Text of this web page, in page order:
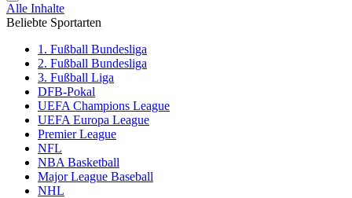
Alle Inhalte
Beliebte Sportarten
1. Fußball Bundesliga
2. Fußball Bundesliga
3. Fußball Liga
DFB-Pokal
UEFA Champions League
UEFA Europa League
Premier League
NFL
NBA Basketball
Major League Baseball
NHL